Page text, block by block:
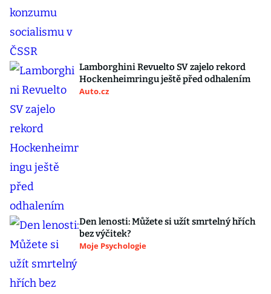
Lamborghini Revuelto SV zajelo rekord
Hockenheimringu ještě před odhalením
Auto.cz
Den lenosti: Můžete si užít smrtelný hřích
bez výčitek?
Moje Psychologie